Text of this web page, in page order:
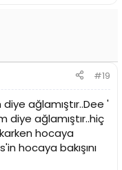
#19
ağlamıştır..Dee '
diye ağlamıştır..hiç
hocaya
hocaya bakışını